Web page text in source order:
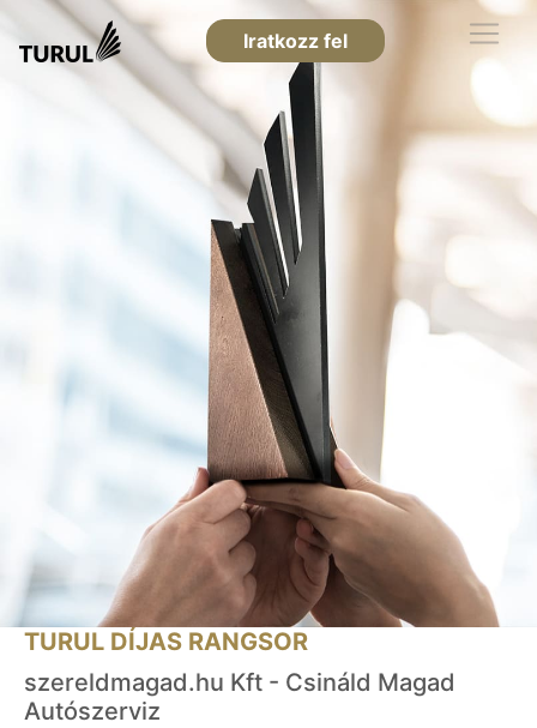
Iratkozz fel
TURUL DÍJAS RANGSOR
szereldmagad.hu Kft - Csináld Magad
Autószerviz